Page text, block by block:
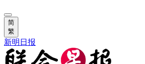
简
繁
新明日报